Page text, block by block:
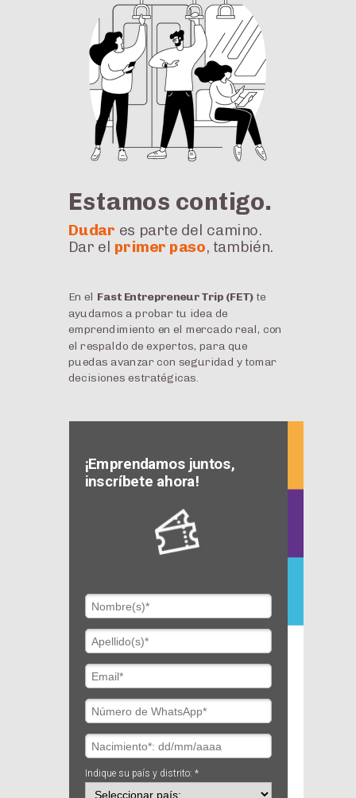
En el Fast Entrepreneur Trip (FET)te
ayudamos a probar tu idea de
emprendimiento en el mercado real, con
el respaldo de expertos, para que
puedas avanzar con seguridad y tomar
decisiones estratégicas.
¡Emprendamos juntos,
inscríbete ahora!
Indique su país y distrito: *
Dudar es parte del camino.
Dar el primer paso, también.
Estamos contigo.